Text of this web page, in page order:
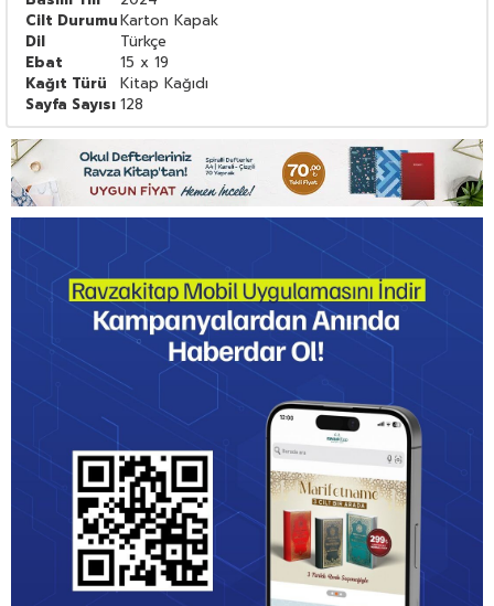
Cilt DurumuKarton Kapak
Dil
Türkçe
Ebat
15 x 19
Kağıt Türü
Kitap Kağıdı
Sayfa Sayısı 128